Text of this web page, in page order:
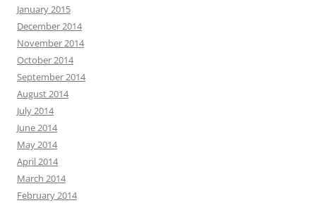
January 2015
December 2014
November 2014
October 2014
September 2014
August 2014
July 2014
June 2014
May 2014
April 2014
March 2014
February 2014